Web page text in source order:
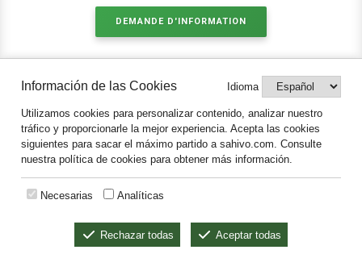
DEMANDE D'INFORMATION
Legal
Aviso legal y protección de datos
Política de Cookies
Notificaciones
Información de las Cookies Idioma
Utilizamos cookies para personalizar contenido, analizar nuestro
tráfico y proporcionarle la mejor experiencia. Acepta las cookies
siguientes para sacar el máximo partido a sahivo.com. Consulte
nuestra política de cookies para obtener más información.
Necesarias Analíticas
Rechazar todas Aceptar todas